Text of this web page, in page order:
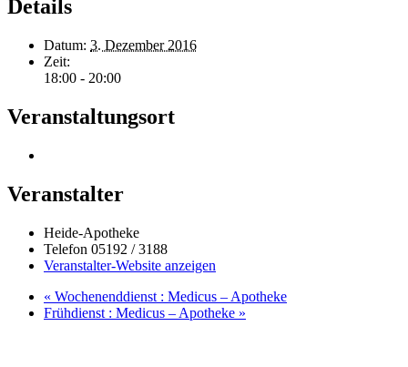
Details
Datum: 3. Dezember 2016
Zeit:
18:00 - 20:00
Veranstaltungsort
Veranstalter
Heide-Apotheke
Telefon 05192 / 3188
Veranstalter-Website anzeigen
« Wochenenddienst : Medicus – Apotheke
Frühdienst : Medicus – Apotheke »